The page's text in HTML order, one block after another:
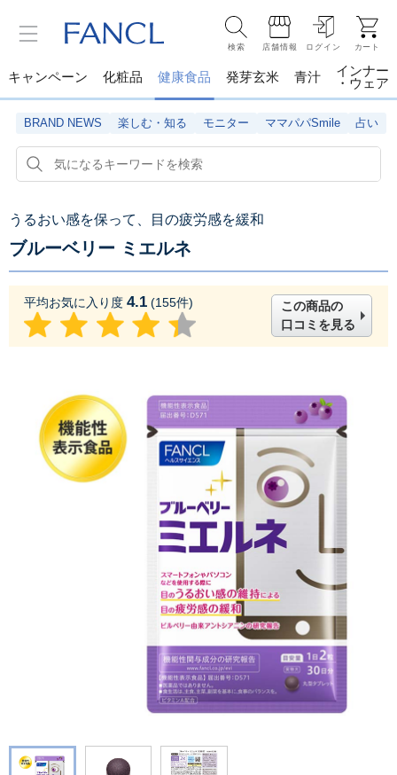
検索 店舗情報 ログイン カート
キャンペーン 化粧品 健康食品 発芽玄米 青汁
インナー
・ウェア
BRAND NEWS 楽しむ・知る モニター ママパパSmile 占い
うるおい感を保って、目の疲労感を緩和
ブルーベリー ミエルネ
平均お気に入り度 4.1 (155件)
この商品の
口コミを見る